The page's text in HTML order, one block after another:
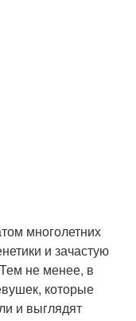
многолетних
и зачастую
не менее, в
которые
и выглядят